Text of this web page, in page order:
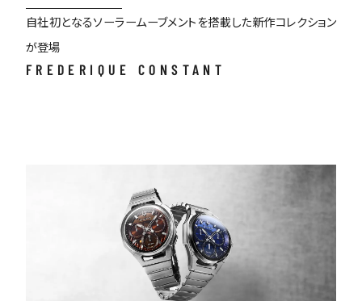
SERVICE
EVENT
GUIDE
自社初となるソーラームーブメントを搭載した新作コレクション
が登場
FREDERIQUE CONSTANT